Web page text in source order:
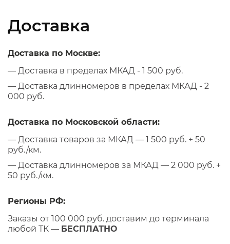
Доставка
Доставка по Москве:
— Доставка в пределах МКАД - 1 500 руб.
— Доставка длинномеров в пределах МКАД - 2
000 руб.
Доставка по Московской области:
— Доставка товаров за МКАД — 1 500 руб. + 50
руб./км.
— Доставка длинномеров за МКАД — 2 000 руб. +
50 руб./км.
Регионы РФ:
Заказы от 100 000 руб. доставим до терминала
любой ТК — БЕСПЛАТНО